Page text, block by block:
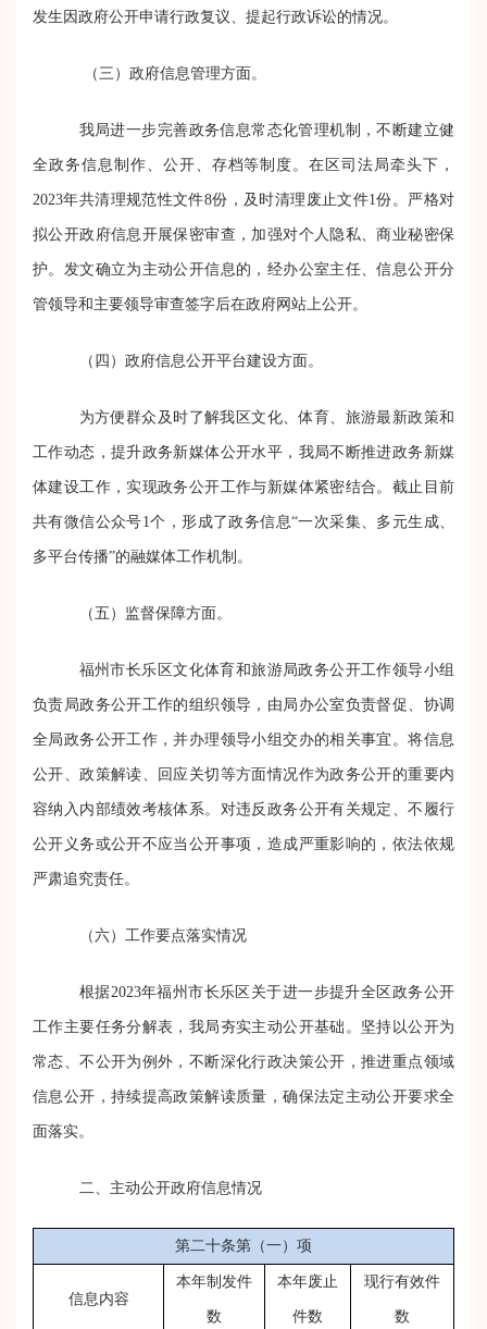
发生因政府公开申请行政复议、提起行政诉讼的情况。
（三）政府信息管理方面。
我局进一步完善政务信息常态化管理机制，不断建立健
全政务信息制作、公开、存档等制度。在区司法局牵头下，
2023年共清理规范性文件8份，及时清理废止文件1份。 严格对
拟公开政府信息开展保密审查，加强对个人隐私、商业秘密保
护。发文确立为主动公开信息的，经办公室主任、信息公开分
管领导和主要领导审查签字后在政府网站上公开。
（四） 政府信息公开平台建设方面。
为方便群众及时了解我区文化、体育、旅游最新政策和
工作动态，提升政务新媒体公开水平，我局不断推进政务新媒
体建设工作，实现政务公开工作与新媒体紧密结合。截止目前
共有微信公众号1个，形成了政务信息“一次采集、多元生成、
多平台传播”的融媒体工作机制。
（五 ）监督保障方面。
福州市长乐区文化体育和旅游局政务公开工作领导小组
负责局政务公开工作的组织领导，由局办公室负责督促、协调
全局政务公开工作，并办理领导小组交办的相关事宜。将信息
公开、政策解读、回应关切等方面情况作为政务公开的重要内
容纳入内部绩效考核体系。对违反政务公开有关规定、不履行
公开义务或公开不应当公开事项，造成严重影响的，依法依规
严肃追究责任。
（六） 工作要点落实情况
根据2023年福州市长乐区关于进一步提升全区政务公开
工作主要任务分解表， 我局 夯实主动公开基础。坚持以公开为
常态、不公开为例外， 不断深化行政决策公开 ，推进重点领域
信息公开，持续提高政策解读质量 ，确保法定主动公开要求全
面落实。
二、 主动公开政府信息情况
第二十条第（一）项
信息内容
本年制发件
数
本年废止
件数
现行有效件
数